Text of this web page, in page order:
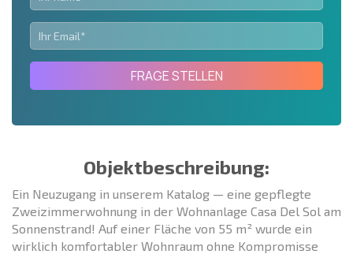
FRAGE STELLEN
Objektbeschreibung:
Ein Neuzugang in unserem Katalog — eine gepflegte
Zweizimmerwohnung in der Wohnanlage Casa Del Sol am
Sonnenstrand! Auf einer Fläche von 55 m² wurde ein
wirklich komfortabler Wohnraum ohne Kompromisse